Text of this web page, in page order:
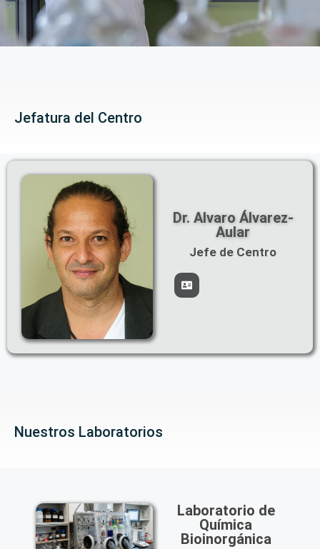
Jefatura del Centro
Dr. Alvaro Álvarez-
Aular
Jefe de Centro
Nuestros Laboratorios
Laboratorio de
Química
Bioinorgánica